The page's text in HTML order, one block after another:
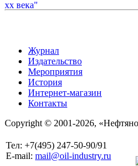
Журнал
Издательство
Мероприятия
История
Интернет-магазин
Контакты
Copyright © 2001-2026,
Тел: +7(495) 247-50-90/91
E-mail: mail@oil-industry.ru